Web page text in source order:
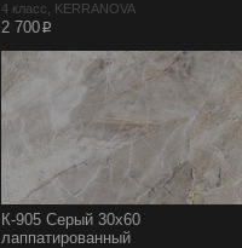
4 класс, KERRANOVA
2 700p
К-905 Серый 30х60
лаппатированный